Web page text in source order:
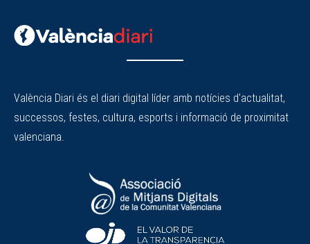
València Diari és el diari digital líder amb notícies d'actualitat,
successos, festes, cultura, esports i informació de proximitat
valenciana.